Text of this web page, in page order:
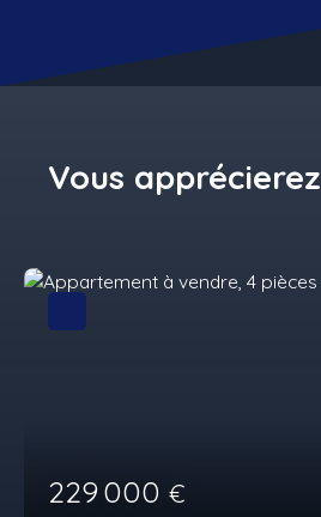
Vous apprécierez
229 000 €